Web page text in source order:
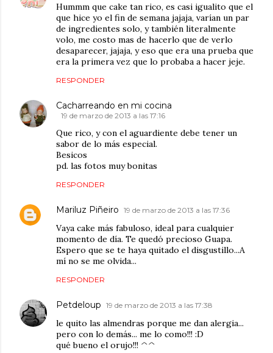
Hummm que cake tan rico, es casi igualito que el
que hice yo el fin de semana jajaja, varían un par
de ingredientes solo, y también literalmente
volo, me costo mas de hacerlo que de verlo
desaparecer, jajaja, y eso que era una prueba que
era la primera vez que lo probaba a hacer jeje.
RESPONDER
Cacharreando en mi cocina
19 de marzo de 2013 a las 17:16
Que rico, y con el aguardiente debe tener un
sabor de lo más especial.
Besicos
pd. las fotos muy bonitas
RESPONDER
Mariluz Piñeiro 19 de marzo de 2013 a las 17:36
Vaya cake más fabuloso, ideal para cualquier
momento de día. Te quedó precioso Guapa.
Espero que se te haya quitado el disgustillo...A
mí no se me olvida...
RESPONDER
Petdeloup 19 de marzo de 2013 a las 17:38
le quito las almendras porque me dan alergia...
pero con lo demás... me lo como!!! :D
qué bueno el orujo!!! ^^